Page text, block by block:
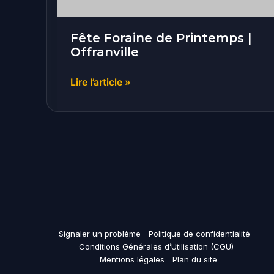
Fête Foraine de Printemps |
Offranville
Lire l’article »
Signaler un problème
Politique de confidentialité
Conditions Générales d’Utilisation (CGU)
Mentions légales
Plan du site